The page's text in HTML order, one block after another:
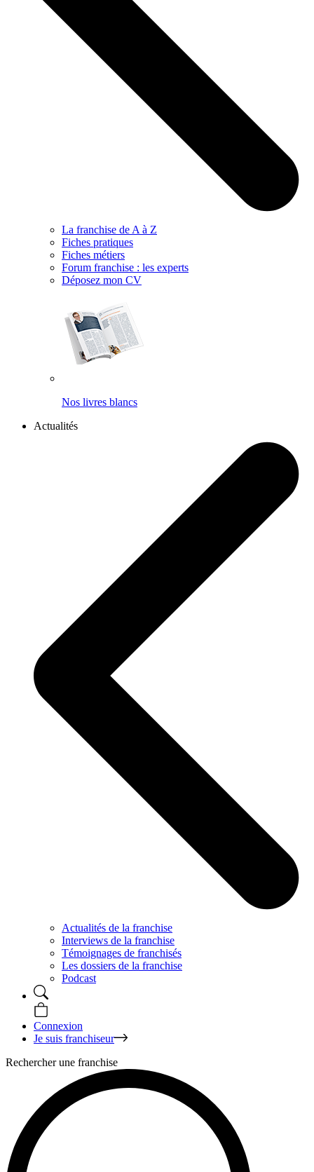
La franchise de A à Z
Fiches pratiques
Fiches métiers
Forum franchise : les experts
Déposez mon CV
Nos livres blancs
Actualités
Actualités de la franchise
Interviews de la franchise
Témoignages de franchisés
Les dossiers de la franchise
Podcast
Connexion
Je suis franchiseur
Rechercher une franchise